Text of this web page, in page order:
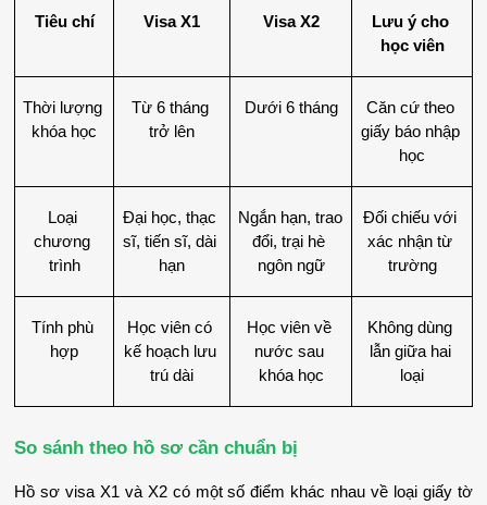
Tiêu chí Visa X1 Visa X2
Lưu ý cho
học viên
Thời lượng
khóa học
Từ 6 tháng
trở lên
Dưới 6 tháng
Căn cứ theo
giấy báo nhập
học
Loại
chương
trình
Đại học, thạc
sĩ, tiến sĩ, dài
hạn
Ngắn hạn, trao
đổi, trại hè
ngôn ngữ
Đối chiếu với
xác nhận từ
trường
Tính phù
hợp
Học viên có
kế hoạch lưu
trú dài
Học viên về
nước sau
khóa học
Không dùng
lẫn giữa hai
loại
So sánh theo hồ sơ cần chuẩn bị
Hồ sơ visa X1 và X2 có một số điểm khác nhau về loại giấy tờ